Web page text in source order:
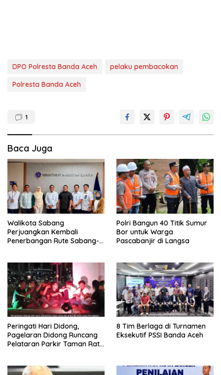
DPO Polresta Banda Aceh
pelaku pembacokan
Polresta Banda Aceh
1
Baca Juga
Walikota Sabang
Perjuangkan Kembali
Penerbangan Rute Sabang-
Polri Bangun 40 Titik Sumur
Bor untuk Warga
Pascabanjir di Langsa
Peringati Hari Didong,
Pagelaran Didong Runcang
Pelataran Parkir Taman Ratu
8 Tim Berlaga di Turnamen
Eksekutif PSSI Banda Aceh